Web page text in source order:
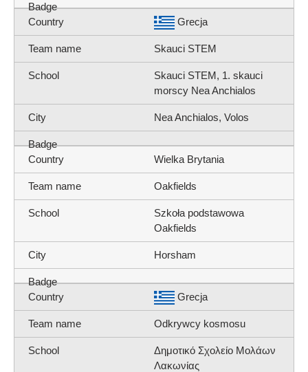
Grecja
Skauci STEM
Skauci STEM, 1. skauci
morscy Nea Anchialos
Nea Anchialos, Volos
Wielka Brytania
Oakfields
Szkoła podstawowa
Oakfields
Horsham
Grecja
Odkrywcy kosmosu
Δημοτικό Σχολείο Μολάων
Λακωνίας